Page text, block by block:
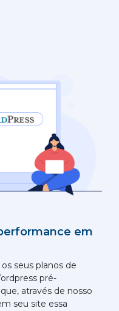
em
seus planos de
pré-
através de nosso
seu site essa